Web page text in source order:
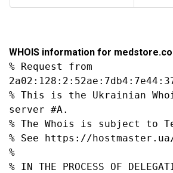
WHOIS information for
% Request from
% This is the Ukrainian
server #A.
% The Whois is subject to
% See https://
%
% IN THE PROCESS OF